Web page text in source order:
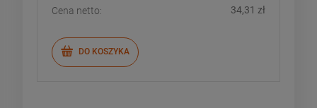
Cena netto: 34,31 zł
DO KOSZYKA